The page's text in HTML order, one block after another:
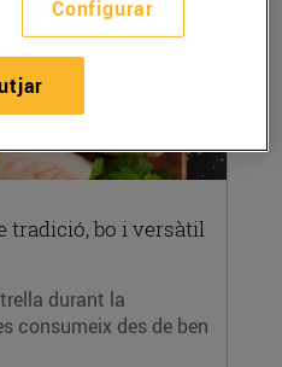
tradició, bo i versàtil
durant la
consumeix des de ben
Configurar